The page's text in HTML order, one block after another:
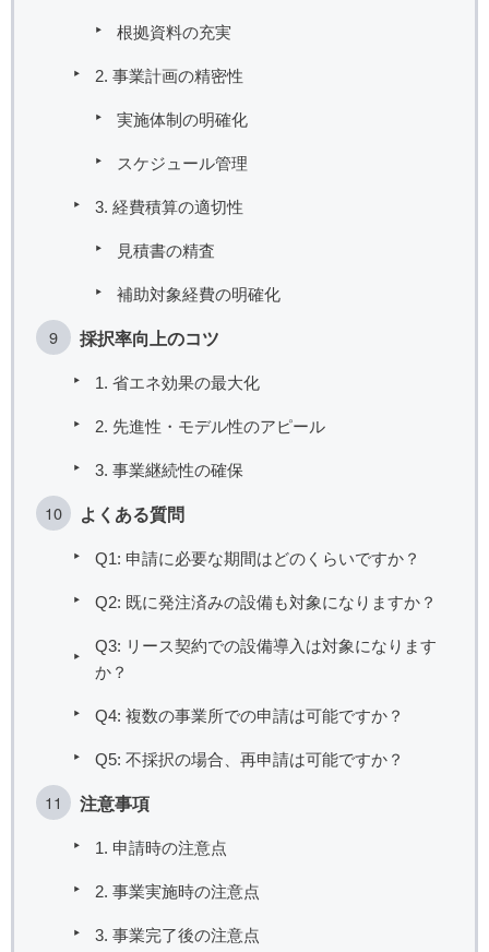
根拠資料の充実
2. 事業計画の精密性
実施体制の明確化
スケジュール管理
3. 経費積算の適切性
見積書の精査
補助対象経費の明確化
採択率向上のコツ
1. 省エネ効果の最大化
2. 先進性・モデル性のアピール
3. 事業継続性の確保
よくある質問
Q1: 申請に必要な期間はどのくらいですか？
Q2: 既に発注済みの設備も対象になりますか？
Q3: リース契約での設備導入は対象になります
か？
Q4: 複数の事業所での申請は可能ですか？
Q5: 不採択の場合、再申請は可能ですか？
注意事項
1. 申請時の注意点
2. 事業実施時の注意点
3. 事業完了後の注意点